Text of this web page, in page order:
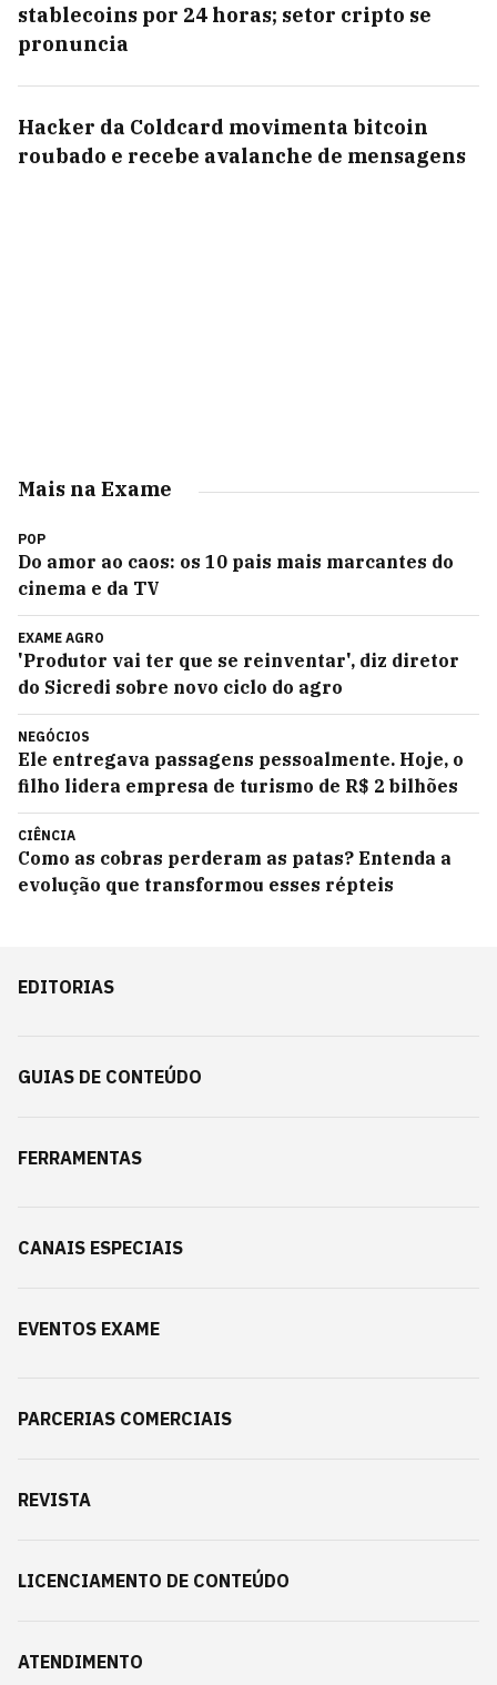
stablecoins por 24 horas; setor cripto se
pronuncia
Hacker da Coldcard movimenta bitcoin
roubado e recebe avalanche de mensagens
Mais na Exame
POP
Do amor ao caos: os 10 pais mais marcantes do
cinema e da TV
EXAME AGRO
'Produtor vai ter que se reinventar', diz diretor
do Sicredi sobre novo ciclo do agro
NEGÓCIOS
Ele entregava passagens pessoalmente. Hoje, o
filho lidera empresa de turismo de R$ 2 bilhões
CIÊNCIA
Como as cobras perderam as patas? Entenda a
evolução que transformou esses répteis
EDITORIAS
GUIAS DE CONTEÚDO
FERRAMENTAS
CANAIS ESPECIAIS
EVENTOS EXAME
PARCERIAS COMERCIAIS
REVISTA
LICENCIAMENTO DE CONTEÚDO
ATENDIMENTO